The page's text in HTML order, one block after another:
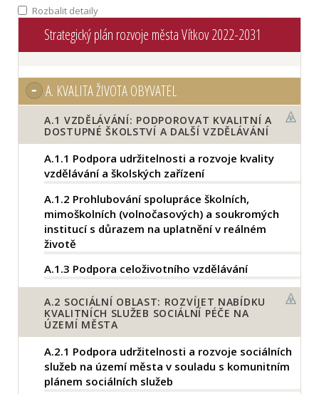
Rozbalit detaily
Strategický plán rozvoje města Vítkov 2022-2031
A. KVALITA ŽIVOTA OBYVATEL
A.1 VZDĚLÁVÁNÍ: PODPOROVAT KVALITNÍ A
DOSTUPNÉ ŠKOLSTVÍ A DALŠÍ VZDĚLÁVÁNÍ
A.1.1 Podpora udržitelnosti a rozvoje kvality
vzdělávání a školských zařízení
A.1.2 Prohlubování spolupráce školních,
mimoškolních (volnočasových) a soukromých
institucí s důrazem na uplatnění v reálném
životě
A.1.3 Podpora celoživotního vzdělávání
A.2 SOCIÁLNÍ OBLAST: ROZVÍJET NABÍDKU
KVALITNÍCH SLUŽEB SOCIÁLNÍ PÉČE NA
ÚZEMÍ MĚSTA
A.2.1 Podpora udržitelnosti a rozvoje sociálních
služeb na území města v souladu s komunitním
plánem sociálních služeb